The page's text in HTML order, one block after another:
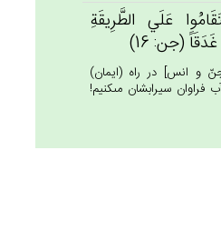
عَلَي‌ الطَّرِيقَة‌ِ
(جن: 16)
و انس‏] در راه (ايمان)
فراوان سيرابشان مى‏كنيم!